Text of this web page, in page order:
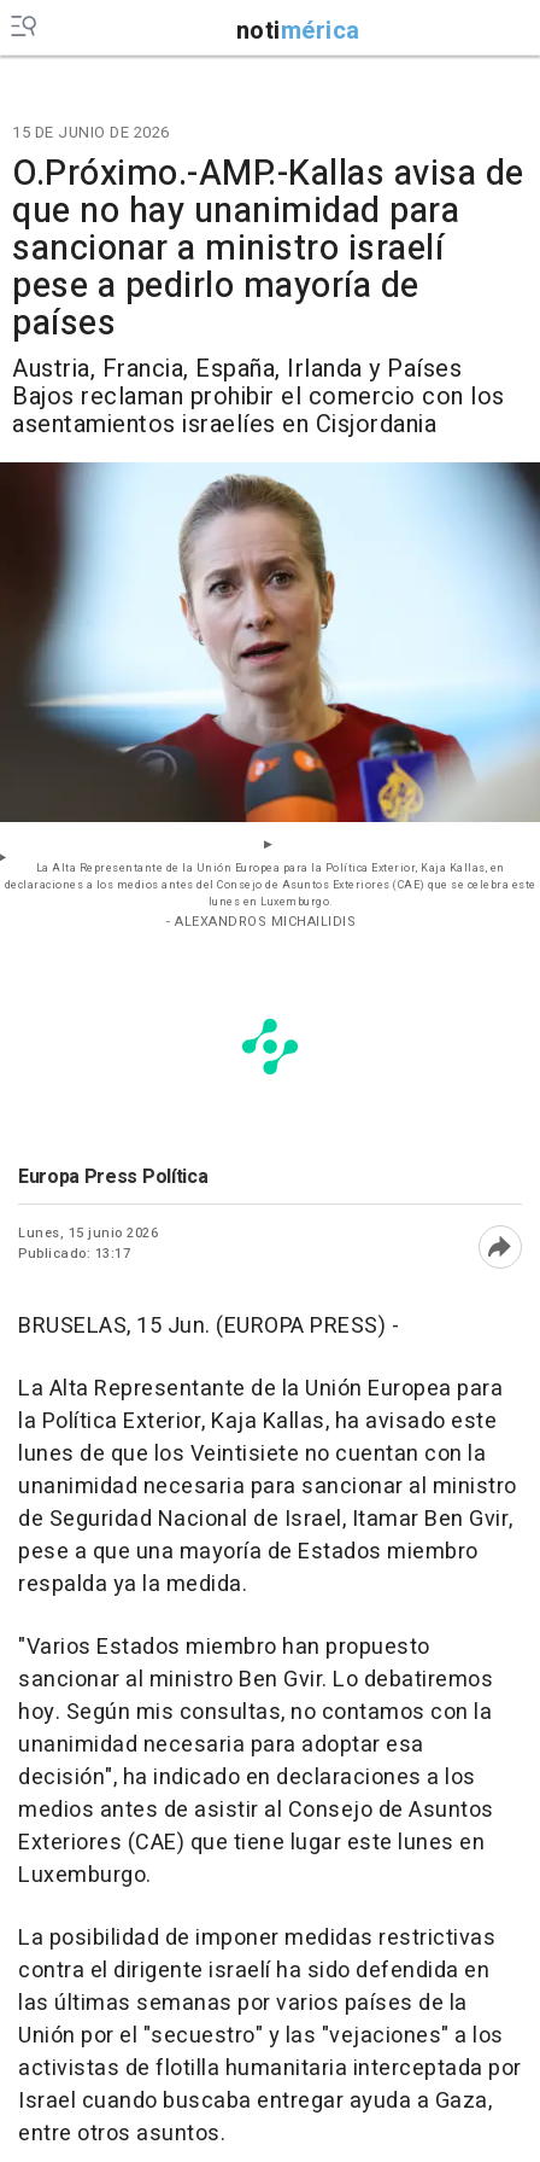
notimérica
15 DE JUNIO DE 2026
O.Próximo.-AMP.-Kallas avisa de
que no hay unanimidad para
sancionar a ministro israelí
pese a pedirlo mayoría de
países
Austria, Francia, España, Irlanda y Países
Bajos reclaman prohibir el comercio con los
asentamientos israelíes en Cisjordania
La Alta Representante de la Unión Europea para la Política Exterior, Kaja Kallas, en
declaraciones a los medios antes del Consejo de Asuntos Exteriores (CAE) que se celebra este
lunes en Luxemburgo.
- ALEXANDROS MICHAILIDIS
Europa Press Política
Lunes, 15 junio 2026
Publicado: 13:17
BRUSELAS, 15 Jun. (EUROPA PRESS) -
La Alta Representante de la Unión Europea para
la Política Exterior, Kaja Kallas, ha avisado este
lunes de que los Veintisiete no cuentan con la
unanimidad necesaria para sancionar al ministro
de Seguridad Nacional de Israel, Itamar Ben Gvir,
pese a que una mayoría de Estados miembro
respalda ya la medida.
"Varios Estados miembro han propuesto
sancionar al ministro Ben Gvir. Lo debatiremos
hoy. Según mis consultas, no contamos con la
unanimidad necesaria para adoptar esa
decisión", ha indicado en declaraciones a los
medios antes de asistir al Consejo de Asuntos
Exteriores (CAE) que tiene lugar este lunes en
Luxemburgo.
La posibilidad de imponer medidas restrictivas
contra el dirigente israelí ha sido defendida en
las últimas semanas por varios países de la
Unión por el "secuestro" y las "vejaciones" a los
activistas de flotilla humanitaria interceptada por
Israel cuando buscaba entregar ayuda a Gaza,
entre otros asuntos.